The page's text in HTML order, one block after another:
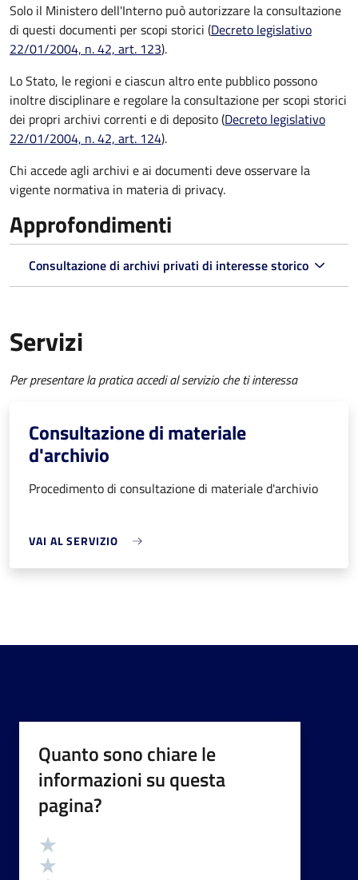
Solo il Ministero dell'Interno può autorizzare la consultazione
di questi documenti per scopi storici (Decreto legislativo
22/01/2004, n. 42, art. 123).
Lo Stato, le regioni e ciascun altro ente pubblico possono
inoltre disciplinare e regolare la consultazione per scopi storici
dei propri archivi correnti e di deposito (Decreto legislativo
22/01/2004, n. 42, art. 124).
Chi accede agli archivi e ai documenti deve osservare la
vigente normativa in materia di privacy.
Approfondimenti
Consultazione di archivi privati di interesse storico
Servizi
Per presentare la pratica accedi al servizio che ti interessa
Consultazione di materiale
d'archivio
Procedimento di consultazione di materiale d'archivio
VAI AL SERVIZIO
Quanto sono chiare le
informazioni su questa
pagina?
Valutazione